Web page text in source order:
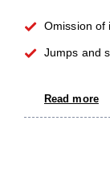
Omission of
Jumps and
Read more